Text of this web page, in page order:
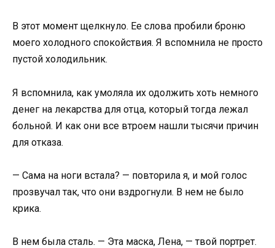
В этот момент щелкнуло. Ее слова пробили броню
моего холодного спокойствия. Я вспомнила не просто
пустой холодильник.
Я вспомнила, как умоляла их одолжить хоть немного
денег на лекарства для отца, который тогда лежал
больной. И как они все втроем нашли тысячи причин
для отказа.
— Сама на ноги встала? — повторила я, и мой голос
прозвучал так, что они вздрогнули. В нем не было
крика.
В нем была сталь. — Эта маска, Лена, — твой портрет.